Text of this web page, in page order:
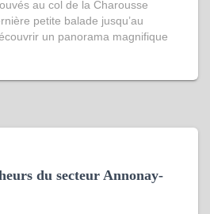
au col de la Charousse
petite balade jusqu’au
un panorama magnifique
du secteur Annonay-